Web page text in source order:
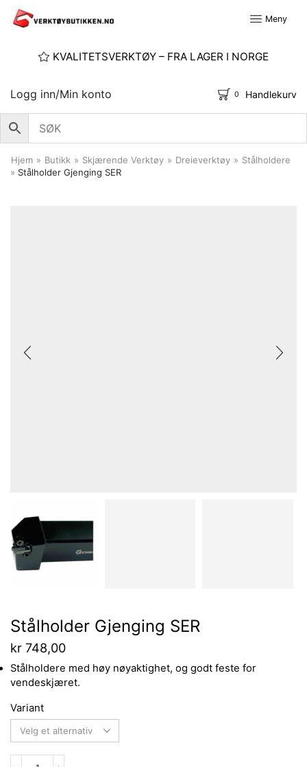
Meny
KVALITETSVERKTØY – FRA LAGER I NORGE
Logg inn/Min konto 0 Handlekurv
Hjem » Butikk » Skjærende Verktøy » Dreieverktøy » Stålholdere
» Stålholder Gjenging SER
Stålholder Gjenging SER
kr 748,00
Stålholdere med høy nøyaktighet, og godt feste for
vendeskjæret.
Variant